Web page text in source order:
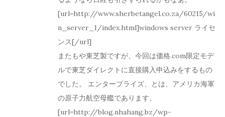
[url=http://www.sherbetangel.co.za/60215/wi
n_server_1/index.html]windows server ライセ
ンス[/url]
またもや東芝製ですが、今回は価格.com限定モデ
ルで東芝ダイレクトに直接購入申込みをするもの
でした。 エンタープライズ、とは、アメリカ海軍
の原子力航空母艦であります。
[url=http://blog.nhahang.bz/wp-